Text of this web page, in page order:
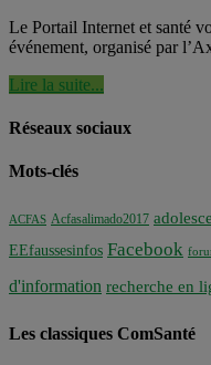
Le Portail Internet et santé
événement, organisé par
Lire la suite...
Réseaux sociaux
Mots-clés
ACFAS Acfasalimado2017
EEfaussesinfos Facebook
d'information recherche en
Les classiques ComSanté